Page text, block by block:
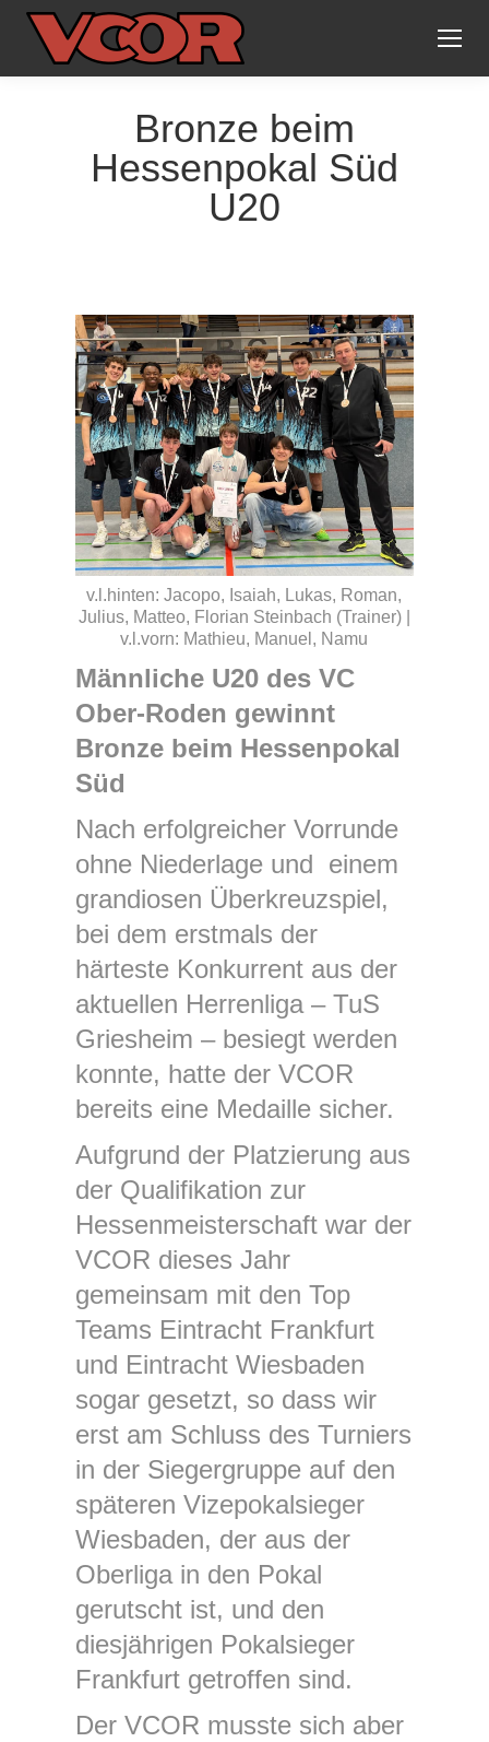
Bronze beim
Hessenpokal Süd
U20
v.l.hinten: Jacopo, Isaiah, Lukas, Roman,
Julius, Matteo, Florian Steinbach (Trainer) |
v.l.vorn: Mathieu, Manuel, Namu
Männliche U20 des VC
Ober-Roden gewinnt
Bronze beim Hessenpokal
Süd
Nach erfolgreicher Vorrunde
ohne Niederlage und einem
grandiosen Überkreuzspiel,
bei dem erstmals der
härteste Konkurrent aus der
aktuellen Herrenliga – TuS
Griesheim – besiegt werden
konnte, hatte der VCOR
bereits eine Medaille sicher.
Aufgrund der Platzierung aus
der Qualifikation zur
Hessenmeisterschaft war der
VCOR dieses Jahr
gemeinsam mit den Top
Teams Eintracht Frankfurt
und Eintracht Wiesbaden
sogar gesetzt, so dass wir
erst am Schluss des Turniers
in der Siegergruppe auf den
späteren Vizepokalsieger
Wiesbaden, der aus der
Oberliga in den Pokal
gerutscht ist, und den
diesjährigen Pokalsieger
Frankfurt getroffen sind.
Der VCOR musste sich aber